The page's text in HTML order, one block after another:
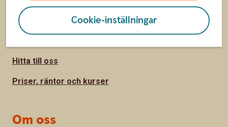
Cookie-inställningar
Kontakta oss
Hitta till oss
Priser, räntor och kurser
Om oss